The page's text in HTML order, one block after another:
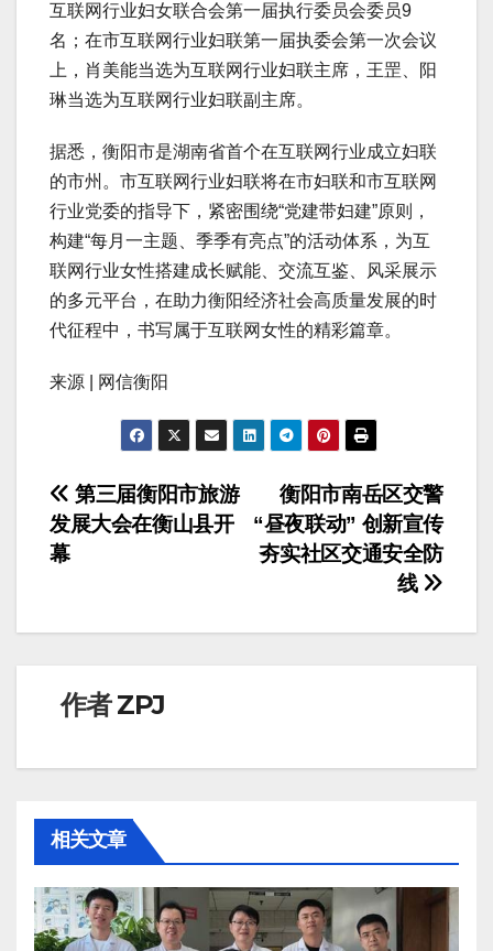
互联网行业妇女联合会第一届执行委员会委员9
名；在市互联网行业妇联第一届执委会第一次会议
上，肖美能当选为互联网行业妇联主席，王罡、阳
琳当选为互联网行业妇联副主席。
据悉，衡阳市是湖南省首个在互联网行业成立妇联
的市州。市互联网行业妇联将在市妇联和市互联网
行业党委的指导下，紧密围绕“党建带妇建”原则，
构建“每月一主题、季季有亮点”的活动体系，为互
联网行业女性搭建成长赋能、交流互鉴、风采展示
的多元平台，在助力衡阳经济社会高质量发展的时
代征程中，书写属于互联网女性的精彩篇章。
来源 | 网信衡阳
文
章
航
衡阳市南岳区交警
“昼夜联动” 创新宣传
夯实社区交通安全防
线
第三届衡阳市旅游
发展大会在衡山县开
幕
作者ZPJ
相关文章